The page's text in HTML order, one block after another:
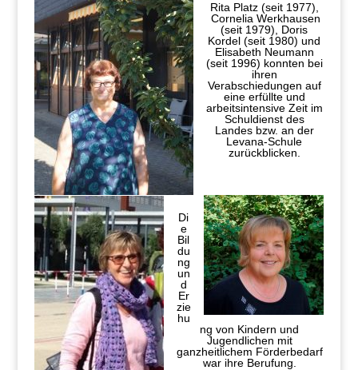
Rita Platz (seit 1977),
Cornelia Werkhausen
(seit 1979), Doris
Kordel (seit 1980) und
Elisabeth Neumann
(seit 1996) konnten bei
ihren
Verabschiedungen auf
eine erfüllte und
arbeitsintensive Zeit im
Schuldienst des
Landes bzw. an der
Levana-Schule
zurückblicken.
Di
e
Bil
du
ng
un
d
Er
zie
hu
ng von Kindern und
Jugendlichen mit
ganzheitlichem Förderbedarf
war ihre Berufung.